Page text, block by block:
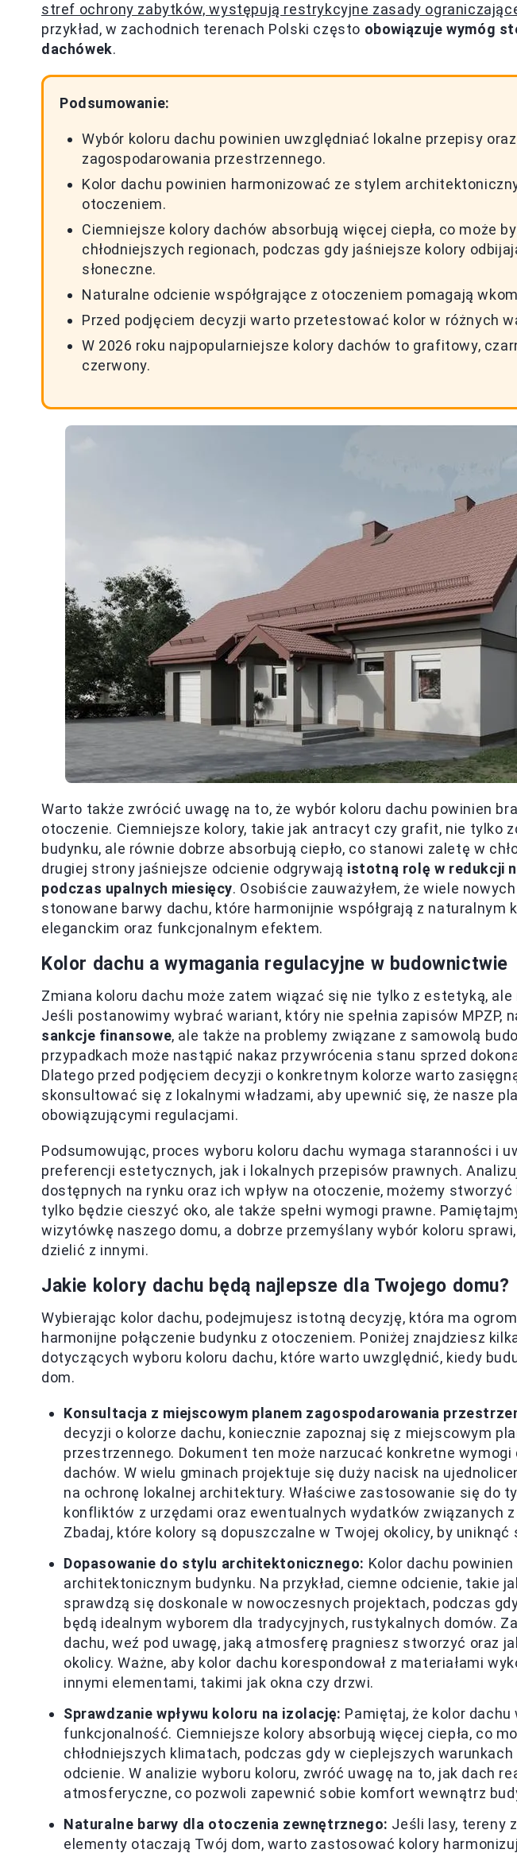
stref ochrony zabytków, występują restrykcyjne zasady
przykład, w zachodnich terenach Polski często obowiązuje wymóg
dachówek.
Podsumowanie:
Wybór koloru dachu powinien uwzględniać lokalne przepisy
zagospodarowania przestrzennego.
Kolor dachu powinien harmonizować ze stylem
otoczeniem.
Ciemniejsze kolory dachów absorbują więcej ciepła, co może
chłodniejszych regionach, podczas gdy jaśniejsze kolory
słoneczne.
Naturalne odcienie współgrające z otoczeniem pomagają
Przed podjęciem decyzji warto przetestować kolor w różnych
W 2026 roku najpopularniejsze kolory dachów to grafitowy,
czerwony.
Warto także zwrócić uwagę na to, że wybór koloru dachu powinien
otoczenie. Ciemniejsze kolory, takie jak antracyt czy grafit, nie tylko
budynku, ale równie dobrze absorbują ciepło, co stanowi zaletę w
drugiej strony jaśniejsze odcienie odgrywają istotną rolę w redukcji
podczas upalnych miesięcy. Osobiście zauważyłem, że wiele
stonowane barwy dachu, które harmonijnie współgrają z naturalnym
eleganckim oraz funkcjonalnym efektem.
Kolor dachu a wymagania regulacyjne w budownictwie
Zmiana koloru dachu może zatem wiązać się nie tylko z estetyką,
Jeśli postanowimy wybrać wariant, który nie spełnia zapisów MPZP,
sankcje finansowe, ale także na problemy związane z samowolą
przypadkach może nastąpić nakaz przywrócenia stanu sprzed
Dlatego przed podjęciem decyzji o konkretnym kolorze warto
skonsultować się z lokalnymi władzami, aby upewnić się, że nasze
obowiązującymi regulacjami.
Podsumowując, proces wyboru koloru dachu wymaga staranności i
preferencji estetycznych, jak i lokalnych przepisów prawnych.
dostępnych na rynku oraz ich wpływ na otoczenie, możemy stworzyć
tylko będzie cieszyć oko, ale także spełni wymogi prawne.
wizytówkę naszego domu, a dobrze przemyślany wybór koloru
dzielić z innymi.
Jakie kolory dachu będą najlepsze dla Twojego domu?
Wybierając kolor dachu, podejmujesz istotną decyzję, która ma
harmonijne połączenie budynku z otoczeniem. Poniżej znajdziesz
dotyczących wyboru koloru dachu, które warto uwzględnić, kiedy
dom.
Konsultacja z miejscowym planem zagospodarowania
decyzji o kolorze dachu, koniecznie zapoznaj się z miejscowym
przestrzennego. Dokument ten może narzucać konkretne
dachów. W wielu gminach projektuje się duży nacisk na
na ochronę lokalnej architektury. Właściwe zastosowanie się do
konfliktów z urzędami oraz ewentualnych wydatków związanych
Zbadaj, które kolory są dopuszczalne w Twojej okolicy, by uniknąć
Dopasowanie do stylu architektonicznego: Kolor dachu
architektonicznym budynku. Na przykład, ciemne odcienie, takie
sprawdzą się doskonale w nowoczesnych projektach, podczas
będą idealnym wyborem dla tradycyjnych, rustykalnych domów.
dachu, weź pod uwagę, jaką atmosferę pragniesz stworzyć oraz
okolicy. Ważne, aby kolor dachu korespondował z materiałami
innymi elementami, takimi jak okna czy drzwi.
Sprawdzanie wpływu koloru na izolację: Pamiętaj, że kolor dachu
funkcjonalność. Ciemniejsze kolory absorbują więcej ciepła, co
chłodniejszych klimatach, podczas gdy w cieplejszych
odcienie. W analizie wyboru koloru, zwróć uwagę na to, jak dach
atmosferyczne, co pozwoli zapewnić sobie komfort wewnątrz
Naturalne barwy dla otoczenia zewnętrznego: Jeśli lasy, tereny
elementy otaczają Twój dom, warto zastosować kolory